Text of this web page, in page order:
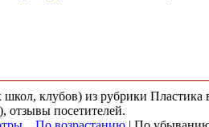
клубов) из рубрики
отзывы посетителей.